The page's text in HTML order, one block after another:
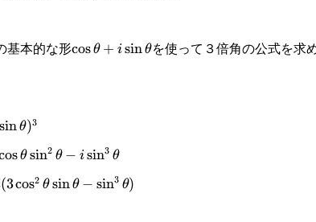
基本的な形\cos\theta+i
cosθ + isinθを使って３倍角の公式を求
sinθ)3
os θ sin2 θ − isin3 θ
(3cos2 θ sinθ − sin3 θ)